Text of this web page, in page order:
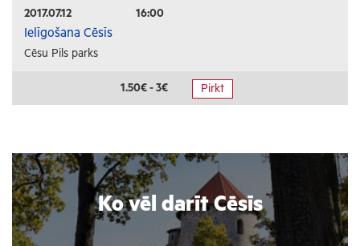
2017.07.12 16:00
Ielīgošana Cēsīs
Cēsu Pils parks
1.50€ - 3€ Pirkt
Ko vēl darīt Cēsīs